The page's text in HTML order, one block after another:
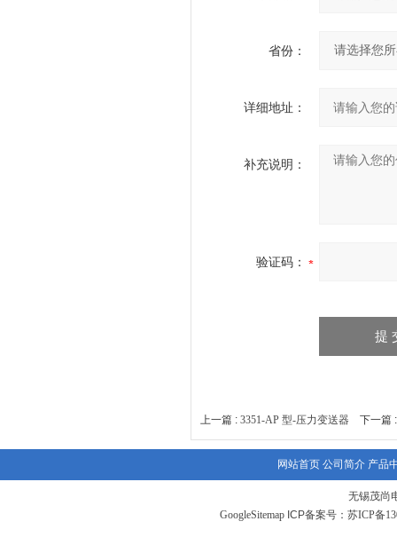
省份：
详细地址：
补充说明：
验证码：
上一篇 : 3351-AP 型-压力变送器 下一篇
网站首页 公司简介 产品
无锡茂尚
GoogleSitemapICP备案号： 苏ICP备